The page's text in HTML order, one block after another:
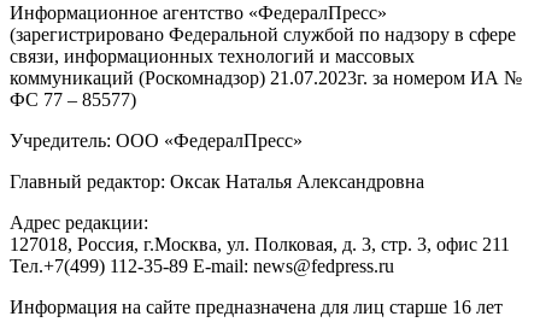
Информационное агентство «ФедералПресс»
(зарегистрировано Федеральной службой по надзору в сфере
связи, информационных технологий и массовых
коммуникаций (Роскомнадзор) 21.07.2023г. за номером ИА №
ФС 77 – 85577)
Учредитель: ООО «ФедералПресс»
Главный редактор: Оксак Наталья Александровна
Адрес редакции:
127018, Россия, г.Москва, ул. Полковая, д. 3, стр. 3, офис 211
Тел.+7(499) 112-35-89 E-mail: news@fedpress.ru
Информация на сайте предназначена для лиц старше 16 лет